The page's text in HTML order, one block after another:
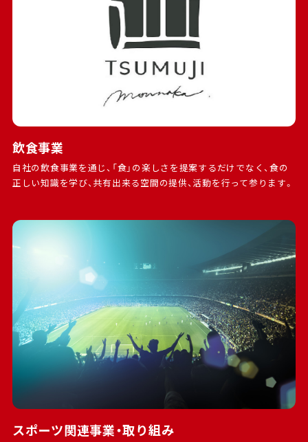
飲食事業
自社の飲食事業を通じ、「食」の楽しさを提案するだけでなく、食の
正しい知識を学び、共有出来る空間の提供、活動を行って参ります。
スポーツ関連事業・取り組み